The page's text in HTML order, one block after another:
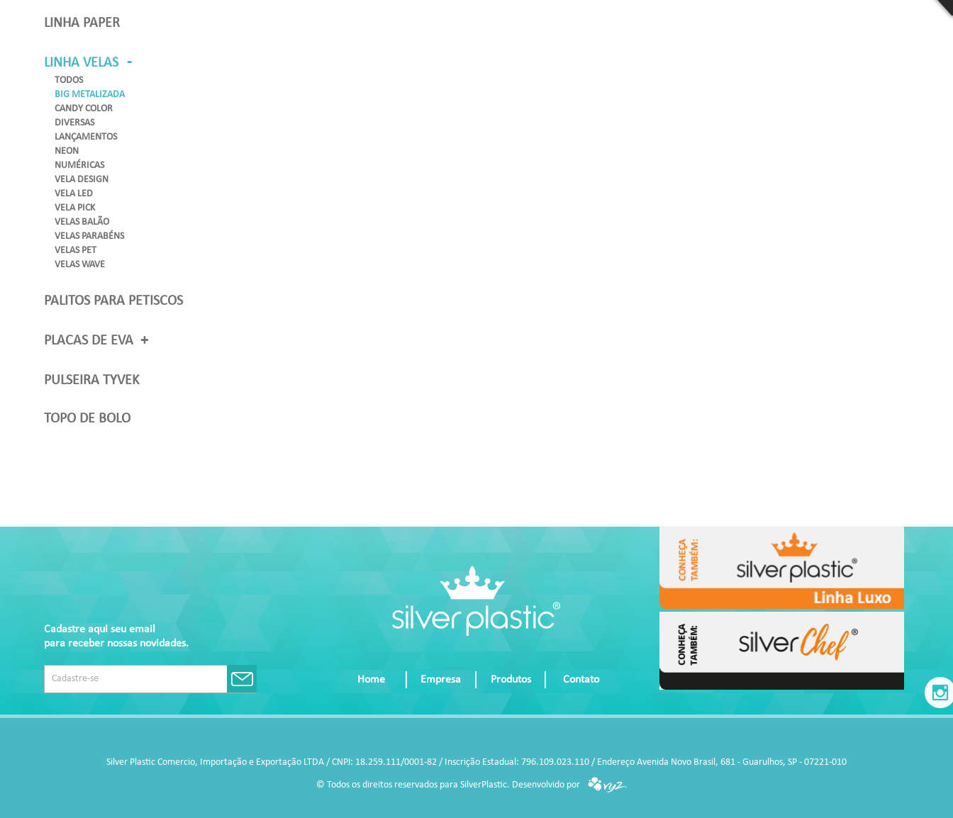
BANDEJA
COLHERES
FACAS
POTES DE SOBREMESA
PRATOS
TOALHAS DE MESA
LINHA PAPER
LINHA VELAS
TODOS
BIG METALIZADA
CANDY COLOR
DIVERSAS
LANÇAMENTOS
NEON
NUMÉRICAS
VELA DESIGN
VELA LED
VELA PICK
VELAS BALÃO
VELAS PARABÉNS
VELAS PET
VELAS WAVE
PALITOS PARA PETISCOS
PLACAS DE EVA
PLACAS DE EVA COM GLITTER
PULSEIRA TYVEK
TOPO DE BOLO
Cadastre aqui seu email
para receber nossas novidades.
Home Empresa Produtos Contato
Silver Plastic Comercio, Importação e Exportação LTDA / CNPJ: 18.259.111/0001-82 / Inscrição Estadual: 796.109.023.110 / Endereço Avenida Novo Brasil, 681 - Guarulhos, SP - 07221-010
© Todos os direitos reservados para SilverPlastic. Desenvolvido por